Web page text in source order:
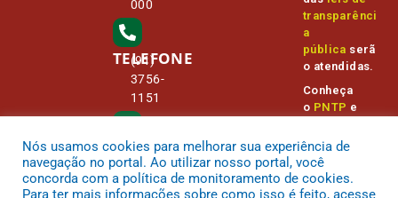
000
TELEFONE
(91)
3756-
1151
E-MAIL
camara@
cmmoju.p
a.gov.br
transparênci
a
pública serã
o atendidas.
Conheça
o PNTP e
Transparênc
ia Pública
Nós usamos cookies para melhorar sua experiência de
navegação no portal. Ao utilizar nosso portal, você
concorda com a política de monitoramento de cookies.
Para ter mais informações sobre como isso é feito, acesse